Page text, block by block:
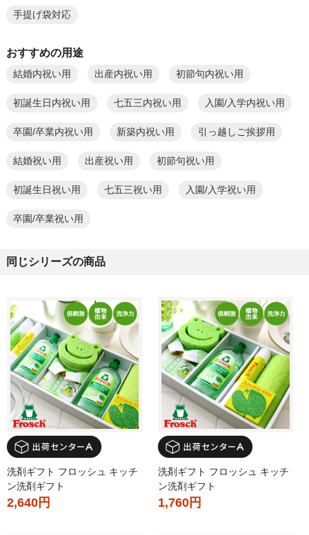
手提げ袋対応
おすすめの用途
結婚内祝い用 出産内祝い用 初節句内祝い用
初誕生日内祝い用 七五三内祝い用 入園/入学内祝い用
卒園/卒業内祝い用 新築内祝い用 引っ越しご挨拶用
結婚祝い用 出産祝い用 初節句祝い用
初誕生日祝い用 七五三祝い用 入園/入学祝い用
卒園/卒業祝い用
同じシリーズの商品
洗剤ギフト フロッシュ キッチ
ン洗剤ギフト
2,640円
洗剤ギフト フロッシュ キッチ
ン洗剤ギフト
1,760円